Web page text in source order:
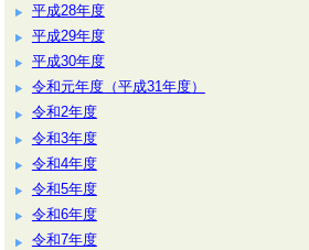
平成28年度
平成29年度
平成30年度
令和元年度（平成31年度）
令和2年度
令和3年度
令和4年度
令和5年度
令和6年度
令和7年度